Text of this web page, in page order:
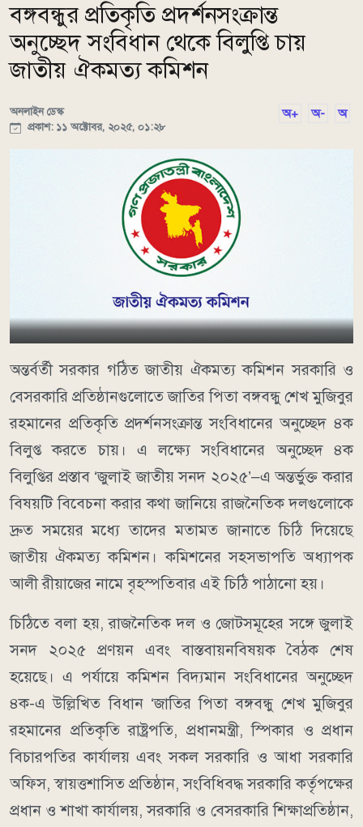
বঙ্গবন্ধুর প্রতিকৃতি প্রদর্শনসংক্রান্ত
অনুচ্ছেদ সংবিধান থেকে বিলুপ্তি চায়
জাতীয় ঐকমত্য কমিশন
অনলাইন ডেস্ক
প্রকাশ: ১১ অক্টোবর, ২০২৫, ০১:২৮
অ+ অ- অ
অন্তর্বর্তী সরকার গঠিত জাতীয় ঐকমত্য কমিশন সরকারি ও
বেসরকারি প্রতিষ্ঠানগুলোতে জাতির পিতা বঙ্গবন্ধু শেখ মুজিবুর
রহমানের প্রতিকৃতি প্রদর্শনসংক্রান্ত সংবিধানের অনুচ্ছেদ ৪ক
বিলুপ্ত করতে চায়। এ লক্ষ্যে সংবিধানের অনুচ্ছেদ ৪ক
বিলুপ্তির প্রস্তাব ‘জুলাই জাতীয় সনদ ২০২৫’–এ অন্তর্ভুক্ত করার
বিষয়টি বিবেচনা করার কথা জানিয়ে রাজনৈতিক দলগুলোকে
দ্রুত সময়ের মধ্যে তাদের মতামত জানাতে চিঠি দিয়েছে
জাতীয় ঐকমত্য কমিশন। কমিশনের সহসভাপতি অধ্যাপক
আলী রীয়াজের নামে বৃহস্পতিবার এই চিঠি পাঠানো হয়।
চিঠিতে বলা হয়, রাজনৈতিক দল ও জোটসমূহের সঙ্গে জুলাই
সনদ ২০২৫ প্রণয়ন এবং বাস্তবায়নবিষয়ক বৈঠক শেষ
হয়েছে। এ পর্যায়ে কমিশন বিদ্যমান সংবিধানের অনুচ্ছেদ
৪ক-এ উল্লিখিত বিধান ‘জাতির পিতা বঙ্গবন্ধু শেখ মুজিবুর
রহমানের প্রতিকৃতি রাষ্ট্রপতি, প্রধানমন্ত্রী, স্পিকার ও প্রধান
বিচারপতির কার্যালয় এবং সকল সরকারি ও আধা সরকারি
অফিস, স্বায়ত্তশাসিত প্রতিষ্ঠান, সংবিধিবদ্ধ সরকারি কর্তৃপক্ষের
প্রধান ও শাখা কার্যালয়, সরকারি ও বেসরকারি শিক্ষাপ্রতিষ্ঠান,